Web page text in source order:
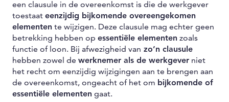
een clausule in de overeenkomst is die de werkgever
toestaat eenzijdig bijkomende overeengekomen
elementen te wijzigen. Deze clausule mag echter geen
betrekking hebben op essentiële elementen zoals
functie of loon. Bij afwezigheid van zo’n clausule
hebben zowel de werknemer als de werkgever niet
het recht om eenzijdig wijzigingen aan te brengen aan
de overeenkomst, ongeacht of het om bijkomende of
essentiële elementen gaat.